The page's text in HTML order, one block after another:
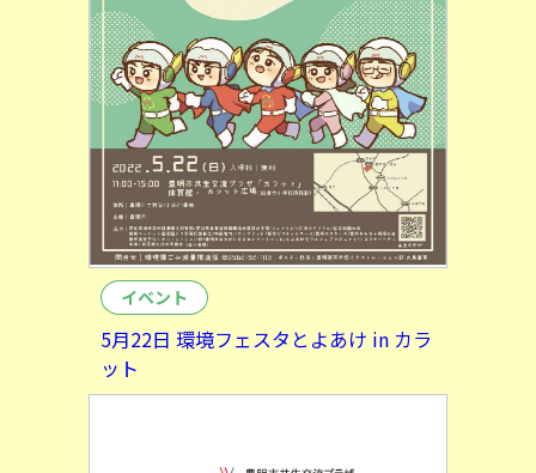
イベント
5月22日 環境フェスタとよあけ in カラ
ット